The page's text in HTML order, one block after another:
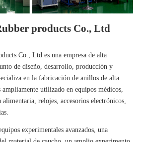
products Co., Ltd
Co., Ltd es una empresa de alta
de diseño, desarrollo, producción y
en la fabricación de anillos de alta
utilizado en equipos médicos,
alimentaria, relojes, accesorios electrónicos,
experimentales avanzados, una